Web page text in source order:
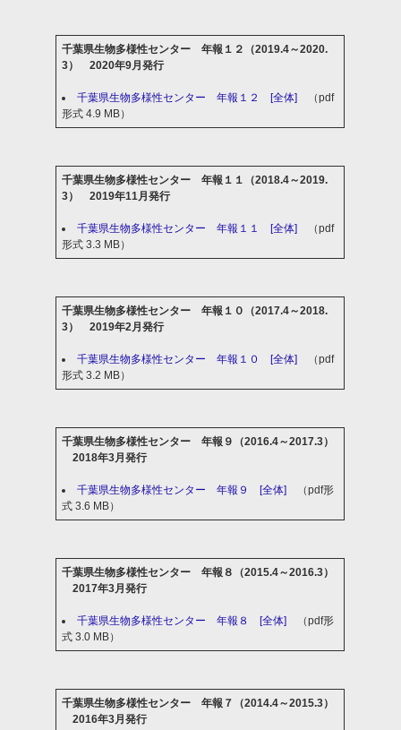
千葉県生物多様性センター 年報１２（2019.4～2020.
3） 2020年9月発行
千葉県生物多様性センター 年報１２ [全体]
（pdf
形式 4.9 MB）
千葉県生物多様性センター 年報１１（2018.4～2019.
3） 2019年11月発行
千葉県生物多様性センター 年報１１ [全体]
（pdf
形式 3.3 MB）
千葉県生物多様性センター 年報１０（2017.4～2018.
3） 2019年2月発行
千葉県生物多様性センター 年報１０ [全体]
（pdf
形式 3.2 MB）
千葉県生物多様性センター 年報９（2016.4～2017.3）
2018年3月発行
千葉県生物多様性センター 年報９ [全体]
（pdf形
式 3.6 MB）
千葉県生物多様性センター 年報８（2015.4～2016.3）
2017年3月発行
千葉県生物多様性センター 年報８ [全体]
（pdf形
式 3.0 MB）
千葉県生物多様性センター 年報７（2014.4～2015.3）
2016年3月発行